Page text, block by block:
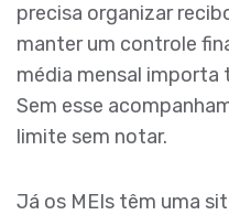
precisa organizar
manter um controle
média mensal
Sem esse
limite sem notar.
Já os MEIs têm uma